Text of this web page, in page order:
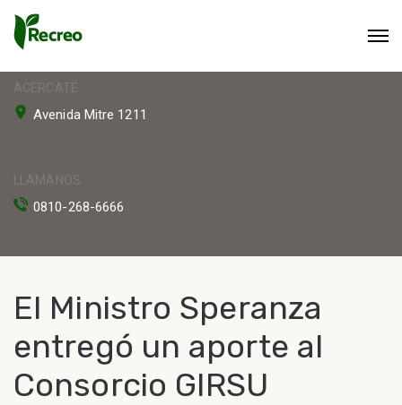
ACERCATE
Avenida Mitre 1211
LLAMANOS
0810-268-6666
El Ministro Speranza
entregó un aporte al
Consorcio GIRSU